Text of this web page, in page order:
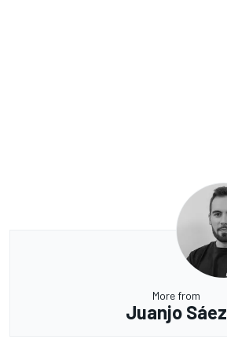
More from
Juanjo Sáez